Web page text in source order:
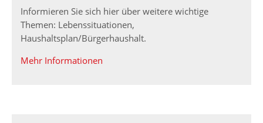
Informieren Sie sich hier über weitere wichtige
Themen: Lebenssituationen,
Haushaltsplan/Bürgerhaushalt.
Mehr Informationen